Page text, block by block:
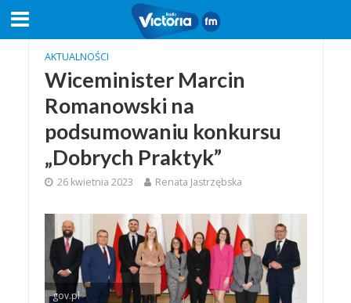
AKTUALNOŚCI
Wiceminister Marcin
Romanowski na
podsumowaniu konkursu
„Dobrych Praktyk”
26 kwietnia 2023 Renata Jastrzębska
gov.pl